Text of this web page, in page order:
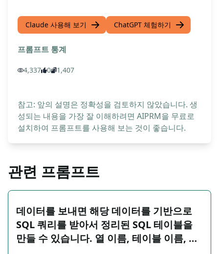
Claude 사용해 보기 ChatGPT 체험하기
프롬프트 통계
4,337 0 1,407
참고: 앞의 설명은 정확성을 검토하지 않았습니다. 생
성되는 내용을 가장 잘 이해하려면 AIPRM을 무료로
설치하여 프롬프트를 사용해 보는 것이 좋습니다.
관련 프롬프트
데이터를 보내면 해당 데이터를 기반으로
SQL 쿼리를 받아서 정리된 SQL 테이블을
만들 수 있습니다. 열 이름, 테이블 이름, …